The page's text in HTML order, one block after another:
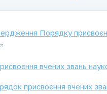
Порядку
вчених звань
присвоєння вчених